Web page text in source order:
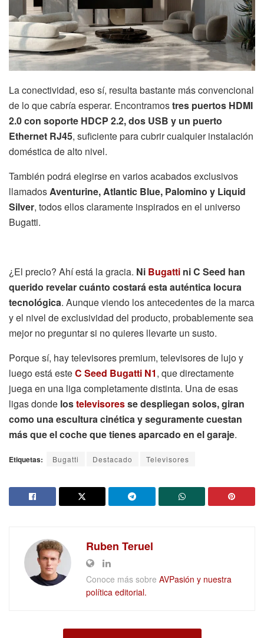
La conectividad, eso sí, resulta bastante más convencional
de lo que cabría esperar. Encontramostres puertos HDMI
2.0 con soporte HDCP 2.2, dos USB y un puerto
Ethernet RJ45, suficiente para cubrir cualquier instalación
doméstica de alto nivel.
También podrá elegirse en varios acabados exclusivos
llamadosAventurine, Atlantic Blue, Palomino y Liquid
Silver, todos ellos claramente inspirados en el universo
Bugatti.
¿El precio? Ahí está la gracia. Ni Bugatti ni C Seed han
querido revelar cuánto costará esta auténtica locura
tecnológica. Aunque viendo los antecedentes de la marca
y el nivel de exclusividad del producto, probablemente sea
mejor no preguntar si no quieres llevarte un susto.
Porque sí, hay televisores premium, televisores de lujo y
luego está esteC Seed Bugatti N1, que directamente
juega en una liga completamente distinta. Una de esas
ligas donde lostelevisoresse despliegan solos, giran
como una escultura cinética y seguramente cuestan
más que el coche que tienes aparcado en el garaje.
Etiquetas: Bugatti Destacado Televisores
Ruben Teruel
Conoce más sobre AVPasión y nuestra
política editorial.